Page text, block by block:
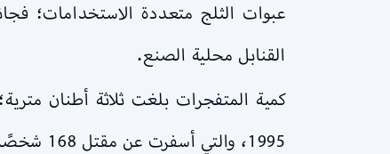
عبوات الثلج متعددة الاستخدامات؛
القنابل محلية الصنع.
كمية المتفجرات بلغت ثلاثة أطنان
1995، والتي أسفرت عن مقتل 168 شخصًا.